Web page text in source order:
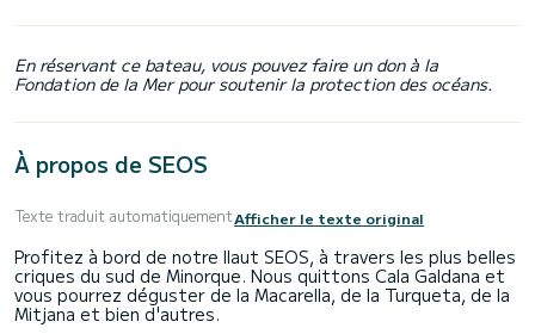
En réservant ce bateau, vous pouvez faire un don à la
Fondation de la Mer pour soutenir la protection des océans.
À propos de SEOS
Texte traduit automatiquementAfficher le texte original
Profitez à bord de notre llaut SEOS, à travers les plus belles
criques du sud de Minorque. Nous quittons Cala Galdana et
vous pourrez déguster de la Macarella, de la Turqueta, de la